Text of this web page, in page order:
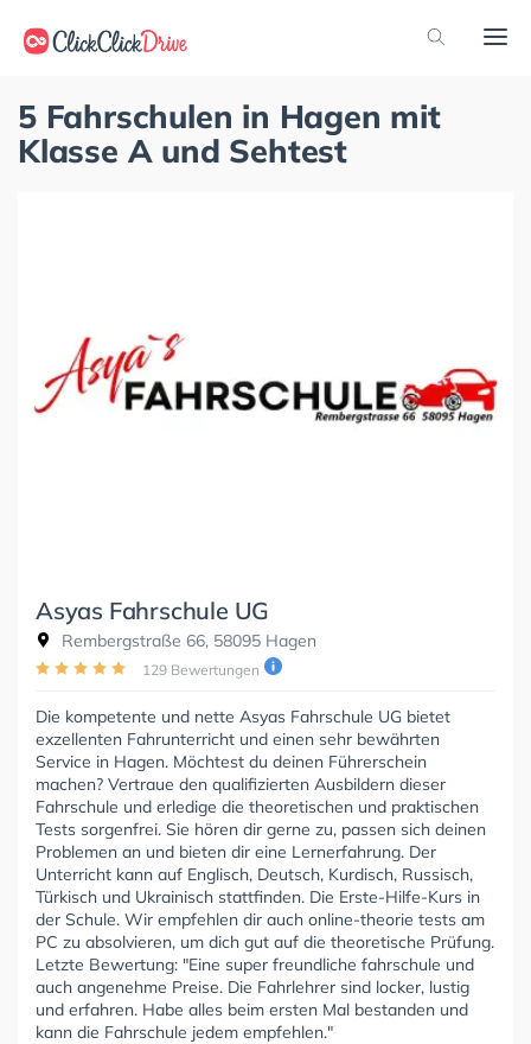
5 Fahrschulen in Hagen mit
Klasse A und Sehtest
Asyas Fahrschule UG
Rembergstraße 66, 58095 Hagen
129 Bewertungen
Die kompetente und nette Asyas Fahrschule UG bietet
exzellenten Fahrunterricht und einen sehr bewährten
Service in Hagen. Möchtest du deinen Führerschein
machen? Vertraue den qualifizierten Ausbildern dieser
Fahrschule und erledige die theoretischen und praktischen
Tests sorgenfrei. Sie hören dir gerne zu, passen sich deinen
Problemen an und bieten dir eine Lernerfahrung. Der
Unterricht kann auf Englisch, Deutsch, Kurdisch, Russisch,
Türkisch und Ukrainisch stattfinden. Die Erste-Hilfe-Kurs in
der Schule. Wir empfehlen dir auch online-theorie tests am
PC zu absolvieren, um dich gut auf die theoretische Prüfung.
Letzte Bewertung: "Eine super freundliche fahrschule und
auch angenehme Preise. Die Fahrlehrer sind locker, lustig
und erfahren. Habe alles beim ersten Mal bestanden und
kann die Fahrschule jedem empfehlen."